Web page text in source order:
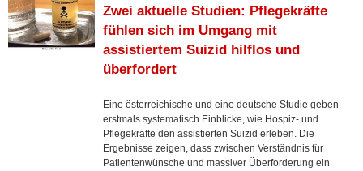
Zwei aktuelle Studien: Pflegekräfte
fühlen sich im Umgang mit
assistiertem Suizid hilflos und
überfordert
Eine österreichische und eine deutsche Studie geben
erstmals systematisch Einblicke, wie Hospiz- und
Pflegekräfte den assistierten Suizid erleben. Die
Ergebnisse zeigen, dass zwischen Verständnis für
Patientenwünsche und massiver Überforderung ein